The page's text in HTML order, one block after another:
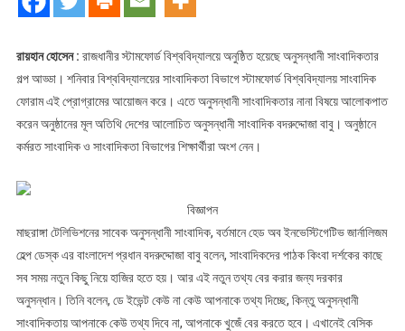
রায়হান হোসেন : রাজধানীর স্টামফোর্ড বিশ্ববিদ্যালয়ে অনুষ্ঠিত হয়েছে অনুসন্ধানী সাংবাদিকতার
গল্প আড্ডা। শনিবার বিশ্ববিদ্যালয়ের সাংবাদিকতা বিভাগে স্টামফোর্ড বিশ্ববিদ্যালয় সাংবাদিক
ফোরাম এই প্রোগ্রামের আয়োজন করে। এতে অনুসন্ধানী সাংবাদিকতার নানা বিষয়ে আলোকপাত
করেন অনুষ্ঠানের মূল অতিথি দেশের আলোচিত অনুসন্ধানী সাংবাদিক বদরুদ্দোজা বাবু। অনুষ্ঠানে
কর্মরত সাংবাদিক ও সাংবাদিকতা বিভাগের শিক্ষার্থীরা অংশ নেন।
বিজ্ঞাপন
মাছরাঙ্গা টেলিভিশনের সাবেক অনুসন্ধানী সাংবাদিক, বর্তমানে হেড অব ইনভেস্টিগেটিভ জার্নালিজম
হেল্প ডেস্ক এর বাংলাদেশ প্রধান বদরুদ্দোজা বাবু বলেন, সাংবাদিকদের পাঠক কিংবা দর্শকের কাছে
সব সময় নতুন কিছু নিয়ে হাজির হতে হয়। আর এই নতুন তথ্য বের করার জন্য দরকার
অনুসন্ধান। তিনি বলেন, ডে ইভেন্ট কেউ না কেউ আপনাকে তথ্য দিচ্ছে, কিন্তু অনুসন্ধানী
সাংবাদিকতায় আপনাকে কেউ তথ্য দিবে না, আপনাকে খুজেঁ বের করতে হবে। এখানেই বেসিক